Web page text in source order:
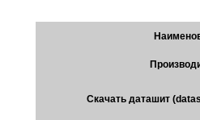
Скачать даташит